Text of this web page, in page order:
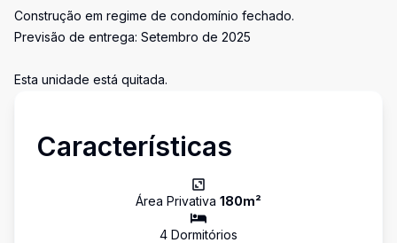
Construção em regime de condomínio fechado.
Previsão de entrega: Setembro de 2025
Esta unidade está quitada.
Características
Área Privativa 180m²
4 Dormitórios